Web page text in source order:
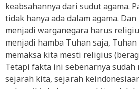
keabsahannya dari sudut agama.
tidak hanya ada dalam agama.
menjadi warganegara harus
menjadi hamba Tuhan saja,
memaksa kita mesti religius
Tetapi fakta ini sebenarnya
sejarah kita, sejarah